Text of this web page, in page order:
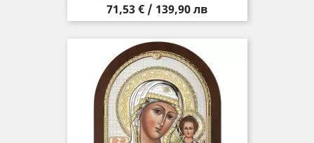
Цена
71,53 € / 139,90 лв